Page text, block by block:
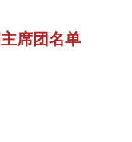
席团名单